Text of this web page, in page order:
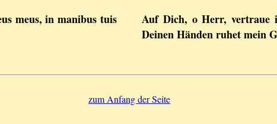
meus, in manibus tuis
Auf Dich, o Herr, vertraue
Deinen Händen ruhet mein
zum Anfang der Seite